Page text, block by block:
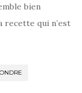
bien
recette qui n’est